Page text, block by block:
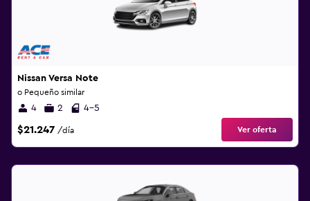
Nissan Versa Note
o Pequeño similar
4 2 4-5
$21.247 /día Ver oferta